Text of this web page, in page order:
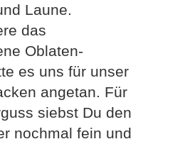
Laune.
das
Oblaten-
es uns für unser
angetan. Für
siebst Du den
nochmal fein und